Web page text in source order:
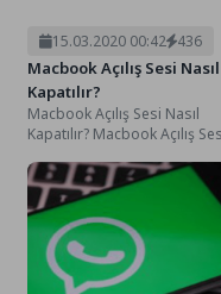
15.03.2020 00:42 436
Macbook Açılış Sesi Nasıl
Kapatılır?
Macbook Açılış Sesi Nasıl
Kapatılır? Macbook Açılış
kalabalık ortamlarda çalışan...